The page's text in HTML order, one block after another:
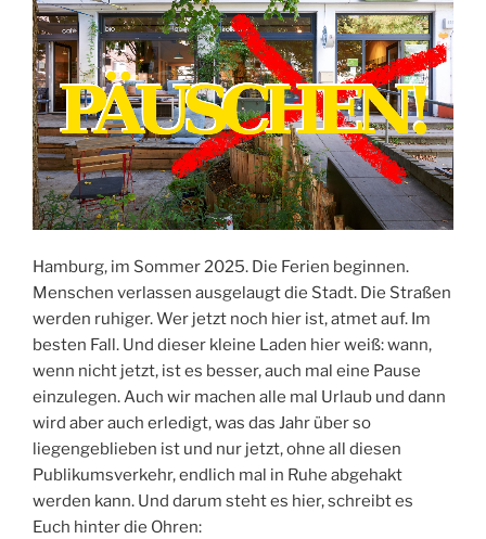
Hamburg, im Sommer 2025. Die Ferien beginnen.
Menschen verlassen ausgelaugt die Stadt. Die Straßen
werden ruhiger. Wer jetzt noch hier ist, atmet auf. Im
besten Fall. Und dieser kleine Laden hier weiß: wann,
wenn nicht jetzt, ist es besser, auch mal eine Pause
einzulegen. Auch wir machen alle mal Urlaub und dann
wird aber auch erledigt, was das Jahr über so
liegengeblieben ist und nur jetzt, ohne all diesen
Publikumsverkehr, endlich mal in Ruhe abgehakt
werden kann. Und darum steht es hier, schreibt es
Euch hinter die Ohren: